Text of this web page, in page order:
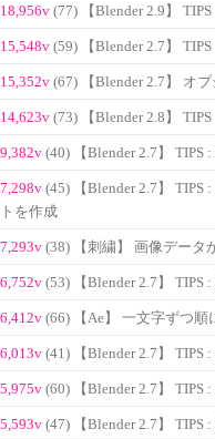
18,956v (77) 【Blender 2.9】
15,548v (59) 【Blender 2.7】
15,352v (67) 【Blender 2.7】 オ
14,623v (73) 【Blender 2.8】
9,382v (40) 【Blender 2.7】 TIPS
7,298v (45) 【Blender 2.7】 TIPS
トを作成
7,293v (38) 【刺繍】 画像データ
6,752v (53) 【Blender 2.7】 TIPS
6,412v (66) 【Ae】 一文字ずつ順
6,013v (41) 【Blender 2.7】
5,975v (60) 【Blender 2.7】 TIPS
5,593v (47) 【Blender 2.7】 TIPS :